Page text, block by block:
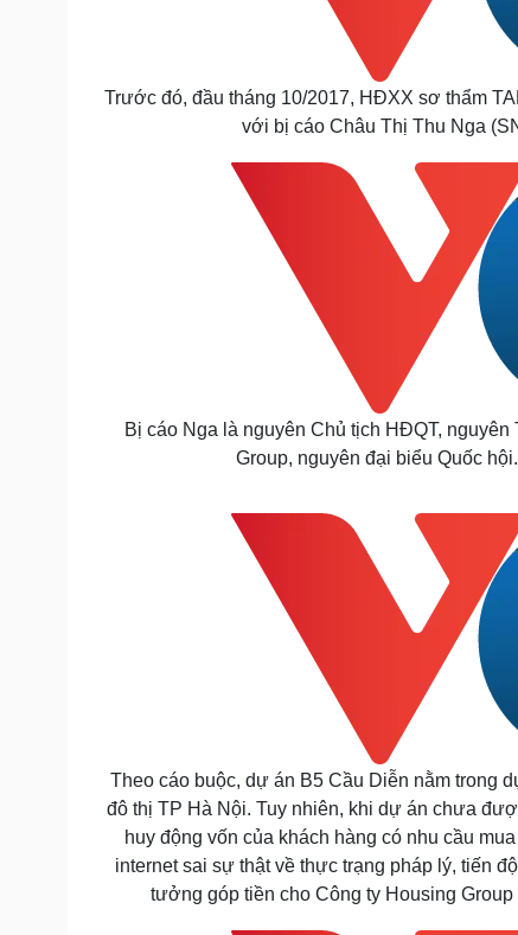
Trước đó, đầu tháng 10/2017, HĐXX sơ thẩm
với bị cáo Châu Thị Thu Nga
Bị cáo Nga là nguyên Chủ tịch HĐQT,
Group, nguyên đại biểu Quốc
Theo cáo buộc, dự án B5 Cầu Diễn nằm trong
đô thị TP Hà Nội. Tuy nhiên, khi dự án chưa
huy động vốn của khách hàng có nhu cầu
internet sai sự thật về thực trạng pháp lý, tiến
tưởng góp tiền cho Công ty Housing